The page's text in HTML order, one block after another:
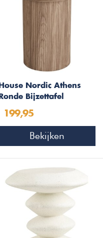
House Nordic Athens
Ronde Bijzettafel
199,95
Bekijken